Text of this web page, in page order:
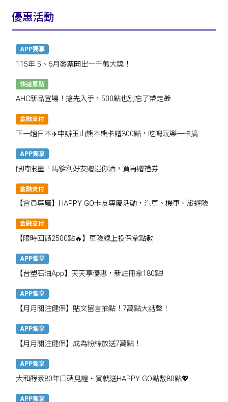
優惠活動
APP獨享
115年 5、6月發票開出一千萬大獎！
快速累點
AHC新品登場！搶先入手，500點也別忘了帶走🎁
金融支付
下一趟日本✈️申辦玉山熊本熊卡贈300點，吃喝玩樂一卡搞
APP獨享
限時限量！馬爹利好友贈迷你酒，買再贈禮券
金融支付
【會員專屬】HAPPY GO卡友專屬活動，汽車、機車、旅遊險
金融支付
【限時回饋2500點🔥】車險線上投保拿點數
APP獨享
【台塑石油App】天天享優惠，新註冊拿180點!
APP獨享
【月月關注健保】貼文留言抽點！7萬點大話聲！
APP獨享
【月月關注健保】成為粉絲放送7萬點！
APP獨享
大和酵素80年口碑見證・買就送HAPPY GO點數80點💖
APP獨享